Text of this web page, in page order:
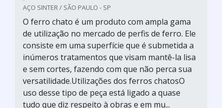
AÇO SINTER / SÃO PAULO - SP
O ferro chato é um produto com ampla gama
de utilização no mercado de perfis de ferro. Ele
consiste em uma superfície que é submetida a
inúmeros tratamentos que visam mantê-la lisa
e sem cortes, fazendo com que não perca sua
versatilidade.Utilizações dos ferros chatosO
uso desse tipo de peça está ligado a quase
tudo que diz respeito à obras e em mu...